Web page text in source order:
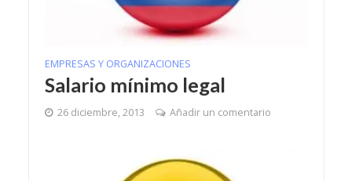
EMPRESAS Y ORGANIZACIONES
Salario mínimo legal
26 diciembre, 2013 Añadir un comentario